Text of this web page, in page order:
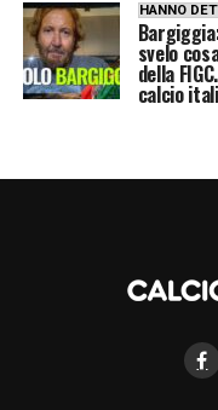
HANNO
svelo
della
calcio